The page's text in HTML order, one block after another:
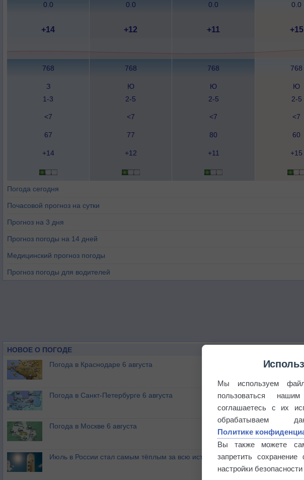
0.0 0.0 0.0 0.0
+14 +12 +11 +15
768 768 768 768
З
1-3
Ю
2-5
Ю
2-5
Ю
2-5
<7 <7 <7 <7
67 77 80 60
+14 +12 +11 +15
Погода сегодня
Почасовой прогноз на сутки
Прогноз на 3 дня
Прогноз погоды на 14 дней
Медицинский прогноз погоды
Прогноз погоды для водителей
НОВОЕ О ПОГОДЕ
Погода в Краснодаре 6 августа
Погода в Санкт-Петербурге 6 августа
Погода в Москве 6 августа
Июль в России стал самым тёплым за всю историю
Мы используем
пользоваться
соглашаетесь с их
обрабатываем
Политике
Вы также можете
запретить
настройки